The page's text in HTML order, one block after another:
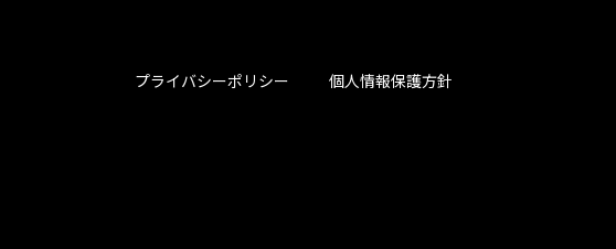
プライバシーポリシー 個人情報保護方針